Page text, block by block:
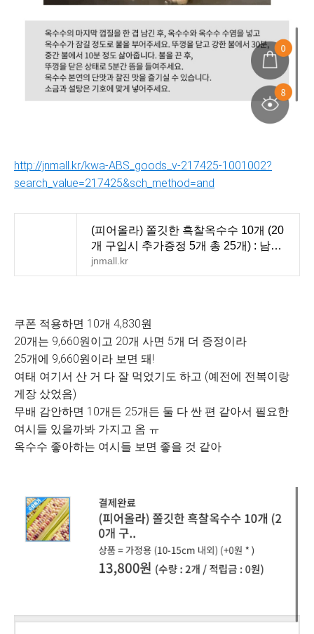
http://jnmall.kr/kwa-ABS_goods_v-217425-1001002?
search_value=217425&sch_method=and
(피어올라) 쫄깃한 흑찰옥수수 10개 (20
개 구입시 추가증정 5개 총 25개) : 남도
장터
jnmall.kr
쿠폰 적용하면 10개 4,830원
20개는 9,660원이고 20개 사면 5개 더 증정이라
25개에 9,660원이라 보면 돼!
여태 여기서 산 거 다 잘 먹었기도 하고 (예전에 전복이랑
게장 샀었음)
무배 감안하면 10개든 25개든 둘 다 싼 편 같아서 필요한
여시들 있을까봐 가지고 옴 ㅠ
옥수수 좋아하는 여시들 보면 좋을 것 같아